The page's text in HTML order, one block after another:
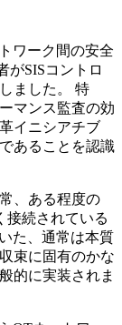
ワーク間の安全
がSISコントロ
ました。 特
マンス監査の効
イニシアチブ
あることを認識
、ある程度の
接続されている
た、通常は本質
束に固有のかな
的に実装されま